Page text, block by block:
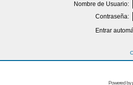
Nombre de Usuario:
Contraseña:
Entrar
Powered by